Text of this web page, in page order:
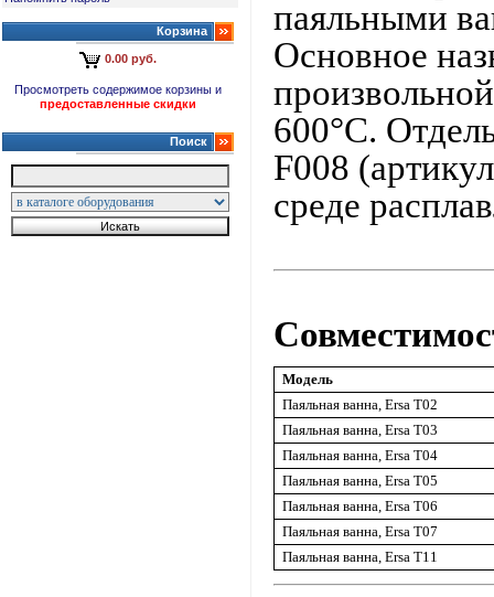
Корзина
0.00 руб.
Просмотреть содержимое корзины и
предоставленные скидки
Поиск
паяльными
Основное
600°C.
F008
среде
Модель
Паяльная ванна, Ersa T02
Паяльная ванна, Ersa T03
Паяльная ванна, Ersa T04
Паяльная ванна, Ersa T05
Паяльная ванна, Ersa T06
Паяльная ванна, Ersa T07
Паяльная ванна, Ersa T11